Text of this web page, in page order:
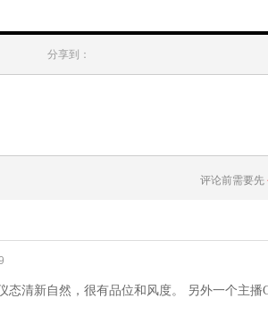
分享到：
评论前需要先
态清新自然，很有品位和风度。 另外一个主播